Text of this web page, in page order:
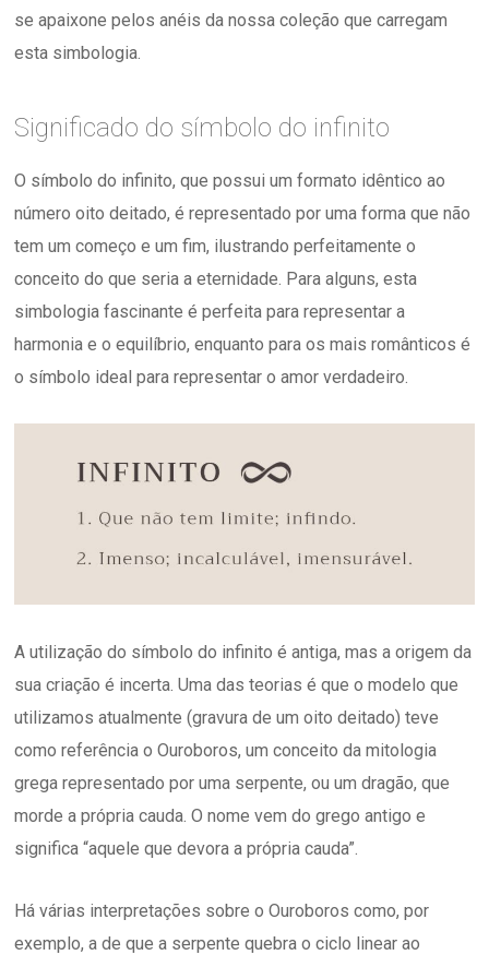
se apaixone pelos anéis da nossa coleção que carregam
esta simbologia.
Significado do símbolo do infinito
O símbolo do infinito, que possui um formato idêntico ao
número oito deitado, é representado por uma forma que não
tem um começo e um fim, ilustrando perfeitamente o
conceito do que seria a eternidade. Para alguns, esta
simbologia fascinante é perfeita para representar a
harmonia e o equilíbrio, enquanto para os mais românticos é
o símbolo ideal para representar o amor verdadeiro.
A utilização do símbolo do infinito é antiga, mas a origem da
sua criação é incerta. Uma das teorias é que o modelo que
utilizamos atualmente (gravura de um oito deitado) teve
como referência o Ouroboros, um conceito da mitologia
grega representado por uma serpente, ou um dragão, que
morde a própria cauda. O nome vem do grego antigo e
significa “aquele que devora a própria cauda”.
Há várias interpretações sobre o Ouroboros como, por
exemplo, a de que a serpente quebra o ciclo linear ao